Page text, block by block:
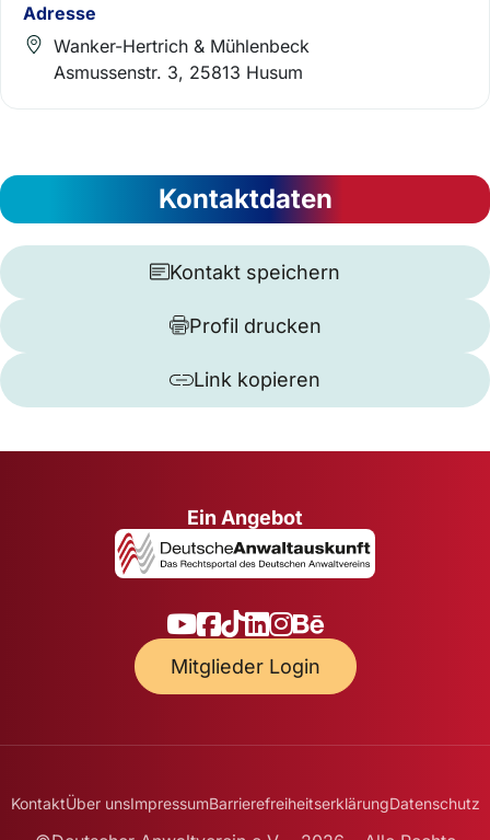
Adresse
Wanker-Hertrich & Mühlenbeck
Asmussenstr. 3, 25813 Husum
Kontaktdaten
Kontakt speichern
Profil drucken
Link kopieren
Ein Angebot
Mitglieder Login
KontaktÜber unsImpressumBarrierefreiheitserklärungDatenschutz